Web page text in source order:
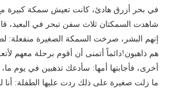
في بحر أزرق هادئ، كانت تعيش سمكة كبيرة مع
شاهدت السمكتان ثلاث سفن تبحر في البعيد،
إنهم البشر، صرخت السمكة الصغيرة منفعلة:
هم ذاهبون!‏دائماً أتمنى أن أقوم برحلة معهم
أخرى، فأجابتها أمها: سأدعك تذهبين في يوم
ما زلت صغيرة على ذلك ردت عليها الطفلة: أنا